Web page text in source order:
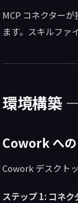
MCP コネクター
ます。スキルファ
環境構築
Cowork へ
Cowork デスクト
ステップ 1: コネク